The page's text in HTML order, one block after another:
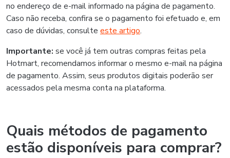
no endereço de e-mail informado na página de pagamento.
Caso não receba, confira se o pagamento foi efetuado e, em
caso de dúvidas, consulte este artigo.
Importante: se você já tem outras compras feitas pela
Hotmart, recomendamos informar o mesmo e-mail na página
de pagamento. Assim, seus produtos digitais poderão ser
acessados pela mesma conta na plataforma.
Quais métodos de pagamento
estão disponíveis para comprar?